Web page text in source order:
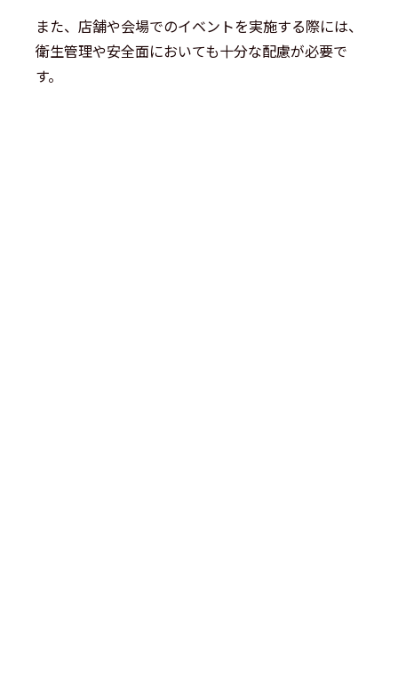
また、店舗や会場でのイベントを実施する際には、
衛生管理や安全面においても十分な配慮が必要で
す。